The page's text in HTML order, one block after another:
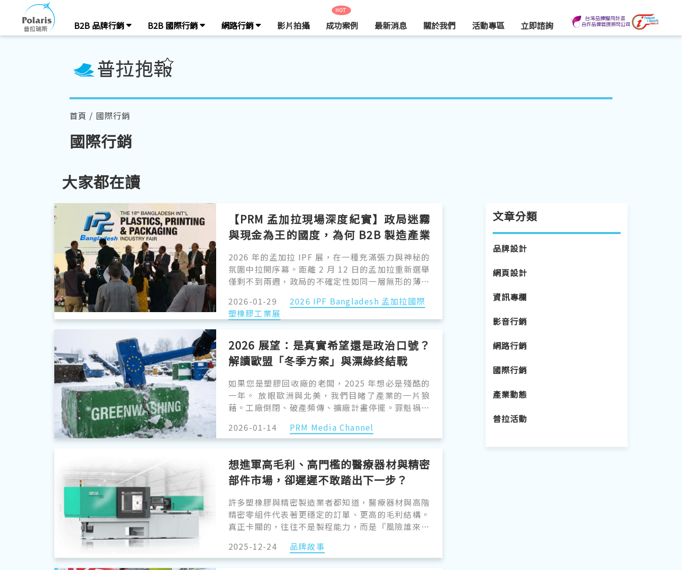
B2B 品牌行銷 B2B 國際行銷 網路行銷 影片拍攝
HOT
成功案例 最新消息 關於我們 活動專區 立即諮詢
首頁 / 國際行銷
國際行銷
大家都在讀
【PRM 孟加拉現場深度紀實】政局迷霧
與現金為王的國度，為何 B2B 製造產業
堅持「在場」？
2026 年的孟加拉 IPF 展，在一種充滿張力與神秘的
氛圍中拉開序幕。距離 2 月 12 日的孟加拉重新選舉
僅剩不到兩週，政局的不確定性如同一層無形的薄霧
險以及社會動盪的傳聞甚囂塵上，這確實產生了篩選
效應，許多採取觀望態度的國際廠商選擇了缺席。然
定的身影，我們深刻意識到：在充滿變數的環境中，
「在場」本身就是最強大的商業聲明。這不僅是一場
展會，更是B2B塑橡膠產業對孟加拉市場投下的一張
信任票。而這份信任，正在第一線換回最真實的市場
情報與商機。
2026-01-29
2026 IPF Bangladesh 孟加拉國際
塑橡膠工業展
2026 展望：是真實希望還是政治口號？
解讀歐盟「冬季方案」與漂綠終結戰
如果您是塑膠回收廠的老闆，2025 年想必是殘酷的
一年。 放眼歐洲與北美，我們目睹了產業的一片狼
藉。工廠倒閉、破產頻傳、擴廠計畫停擺。罪魁禍首
制：充斥著廉價、品質低劣的「假綠色材料」，加上
原生塑膠價格暴跌的雙重夾擊。 但就在我們站在
2026 年的門檻之際，2025 年 12 月發生的兩件大事
暗示著風向終於變了。「漂綠（Greenwashing）」
的蠻荒時代即將終結；對於能夠撐過這波寒冬的業者
2026-01-14 PRM Media Channel
想進軍高毛利、高門檻的醫療器材與精密
部件市場，卻遲遲不敢踏出下一步？
許多塑橡膠與精密製造業者都知道，醫療器材與高階
精密零組件代表著更穩定的訂單、更高的毛利結構。
真正卡關的，往往不是製程能力，而是『風險誰來承
與精密零組件的高端戰場時，硬體規格只是入場券，
真正決定你能不能接到量產單、能不能穩定交付的，
2025-12-24 品牌故事
文章分類
品牌設計
網頁設計
資訊專欄
影音行銷
網路行銷
國際行銷
產業動態
普拉活動